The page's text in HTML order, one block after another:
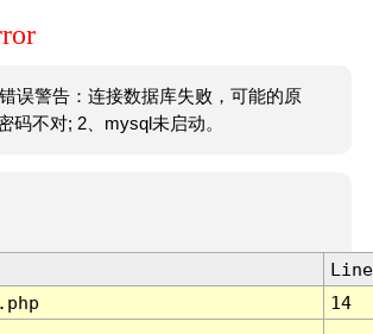
误警告：连接数据库失败，可能的原
码不对; 2、mysql未启动。
Line
14